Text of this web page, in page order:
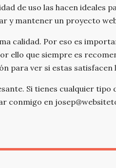
de uso las hacen ideales
y mantener un proyecto
calidad. Por eso es
ello que siempre es
para ver si estas satisfacen
Si tienes cualquier tipo
conmigo en